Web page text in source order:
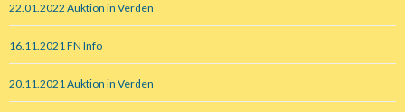
22.01.2022 Auktion in Verden
16.11.2021 FN Info
20.11.2021 Auktion in Verden